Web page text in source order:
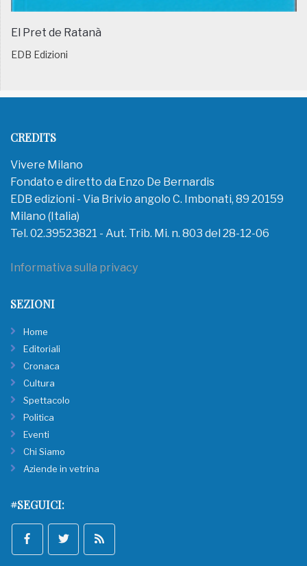
El Pret de Ratanà
EDB Edizioni
CREDITS
Vivere Milano
Fondato e diretto da Enzo De Bernardis
EDB edizioni - Via Brivio angolo C. Imbonati, 89 20159
Milano (Italia)
Tel. 02.39523821 - Aut. Trib. Mi. n. 803 del 28-12-06
Informativa sulla privacy
SEZIONI
Home
Editoriali
Cronaca
Cultura
Spettacolo
Politica
Eventi
Chi Siamo
Aziende in vetrina
#SEGUICI: